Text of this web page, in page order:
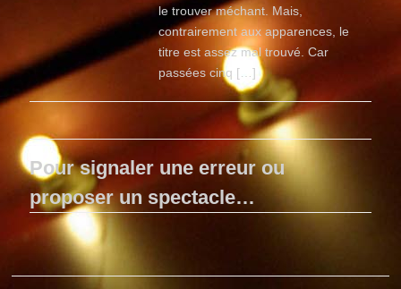
le trouver méchant. Mais,
contrairement aux apparences, le
titre est assez mal trouvé. Car
passées cinq […]
Pour signaler une erreur ou
proposer un spectacle…